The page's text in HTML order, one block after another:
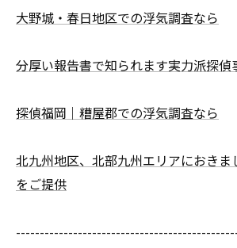
大野城・春日地区での浮気調査なら
分厚い報告書で知られます実力派探偵
探偵福岡｜糟屋郡での浮気調査なら
北九州地区、北部九州エリアにおきま
をご提供